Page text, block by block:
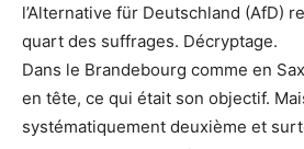
l’Alternative für Deutschland (AfD)
quart des suffrages. Décryptage.
Dans le Brandebourg comme en
en tête, ce qui était son objectif.
systématiquement deuxième et